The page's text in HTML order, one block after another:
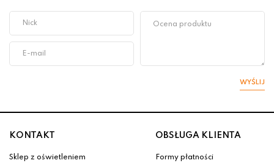
WYŚLIJ
KONTAKT
Sklep z oświetleniem
OBSŁUGA KLIENTA
Formy płatności